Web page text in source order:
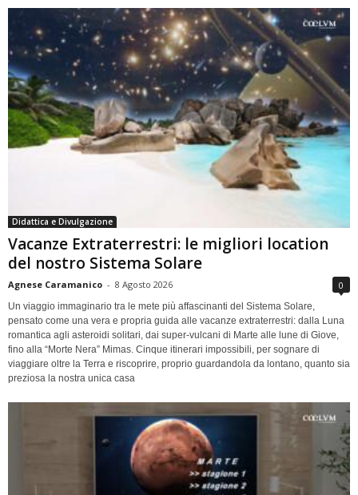
Didattica e Divulgazione
Vacanze Extraterrestri: le migliori location
del nostro Sistema Solare
Agnese Caramanico - 8 Agosto 2026 0
Un viaggio immaginario tra le mete più affascinanti del Sistema Solare,
pensato come una vera e propria guida alle vacanze extraterrestri: dalla Luna
romantica agli asteroidi solitari, dai super-vulcani di Marte alle lune di Giove,
fino alla “Morte Nera” Mimas. Cinque itinerari impossibili, per sognare di
viaggiare oltre la Terra e riscoprire, proprio guardandola da lontano, quanto sia
preziosa la nostra unica casa